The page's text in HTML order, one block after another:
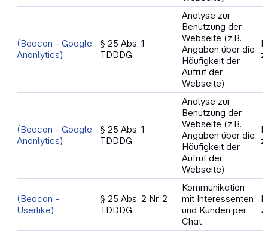
(Beacon - Google
Ananlytics)
§ 25 Abs. 1
TDDDG
Analyse zur
Benutzung der
Webseite (z.B.
Angaben über die
Häufigkeit der
Aufruf der
Webseite)
(Beacon - Google
Ananlytics)
§ 25 Abs. 1
TDDDG
Analyse zur
Benutzung der
Webseite (z.B.
Angaben über die
Häufigkeit der
Aufruf der
Webseite)
(Beacon -
Userlike)
§ 25 Abs. 2 Nr. 2
TDDDG
Kommunikation
mit Interessenten
und Kunden per
Chat